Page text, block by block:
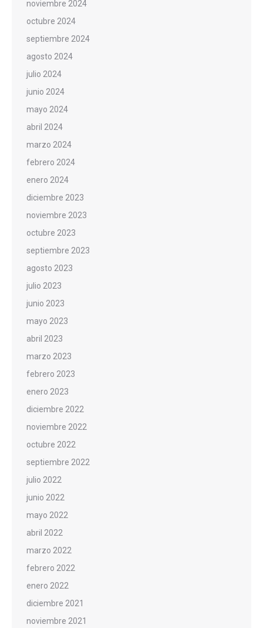
noviembre 2024
octubre 2024
septiembre 2024
agosto 2024
julio 2024
junio 2024
mayo 2024
abril 2024
marzo 2024
febrero 2024
enero 2024
diciembre 2023
noviembre 2023
octubre 2023
septiembre 2023
agosto 2023
julio 2023
junio 2023
mayo 2023
abril 2023
marzo 2023
febrero 2023
enero 2023
diciembre 2022
noviembre 2022
octubre 2022
septiembre 2022
julio 2022
junio 2022
mayo 2022
abril 2022
marzo 2022
febrero 2022
enero 2022
diciembre 2021
noviembre 2021